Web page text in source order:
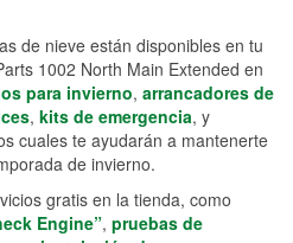
de nieve están disponibles en tu
1002 North Main Extended en
para invierno, arrancadores de
, kits de emergencia, y
cuales te ayudarán a mantenerte
de invierno.
gratis en la tienda, como
Engine”, pruebas de